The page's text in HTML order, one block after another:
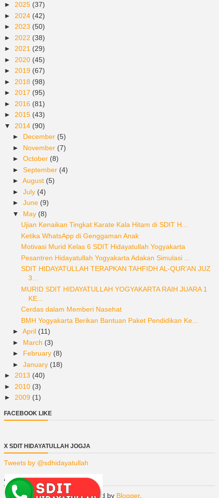
► 2025 (37)
► 2024 (42)
► 2023 (50)
► 2022 (38)
► 2021 (29)
► 2020 (45)
► 2019 (67)
► 2018 (98)
► 2017 (95)
► 2016 (81)
► 2015 (43)
▼ 2014 (90)
► December (5)
► November (7)
► October (8)
► September (4)
► August (5)
► July (4)
► June (9)
▼ May (8)
Ujian Kenaikan Tingkat Karate Kala Hitam di SDIT H...
Ketika WhatsApp di Genggaman Anak
Motivasi Murid Kelas 6 SDIT Hidayatullah Yogyakarta
Pesantren Hidayatullah Yogyakarta Adakan Simulasi ...
SDIT HIDAYATULLAH TERAPKAN TAHFIDH AL-QUR’AN JUZ
3...
MURID SDIT HIDAYATULLAH YOGYAKARTA RAIH JUARA 1
KE...
Cerdas dalam Memberi Nasehat
BMH Yogyakarta Berikan Bantuan Paket Pendidikan Ke...
► April (11)
► March (3)
► February (8)
► January (18)
► 2013 (40)
► 2010 (3)
► 2009 (1)
FACEBOOK LIKE
X SDIT HIDAYATULLAH JOGJA
Tweets by @sdhidayatullah
ARTIKEL POPULER
Powered by Blogger.